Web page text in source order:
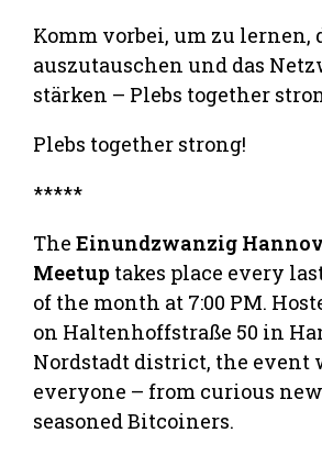
Komm vorbei, um zu lernen,
auszutauschen und das
stärken – Plebs together
Plebs together strong!
*****
The Einundzwanzig
Meetup takes place every
of the month at 7:00 PM.
on Haltenhoffstraße 50 in
Nordstadt district, the event
everyone – from curious
seasoned Bitcoiners.